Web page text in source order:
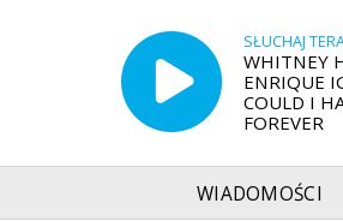
SŁUCHAJ
WHITNEY
ENRIQUE
COULD I
FOREVER
WIADOMOŚCI